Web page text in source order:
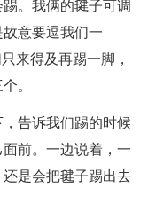
。我俩的毽子可调
意要逗我们一
来得及再踢一脚，
。
告诉我们踢的时候
前。一边说着，一
是会把毽子踢出去